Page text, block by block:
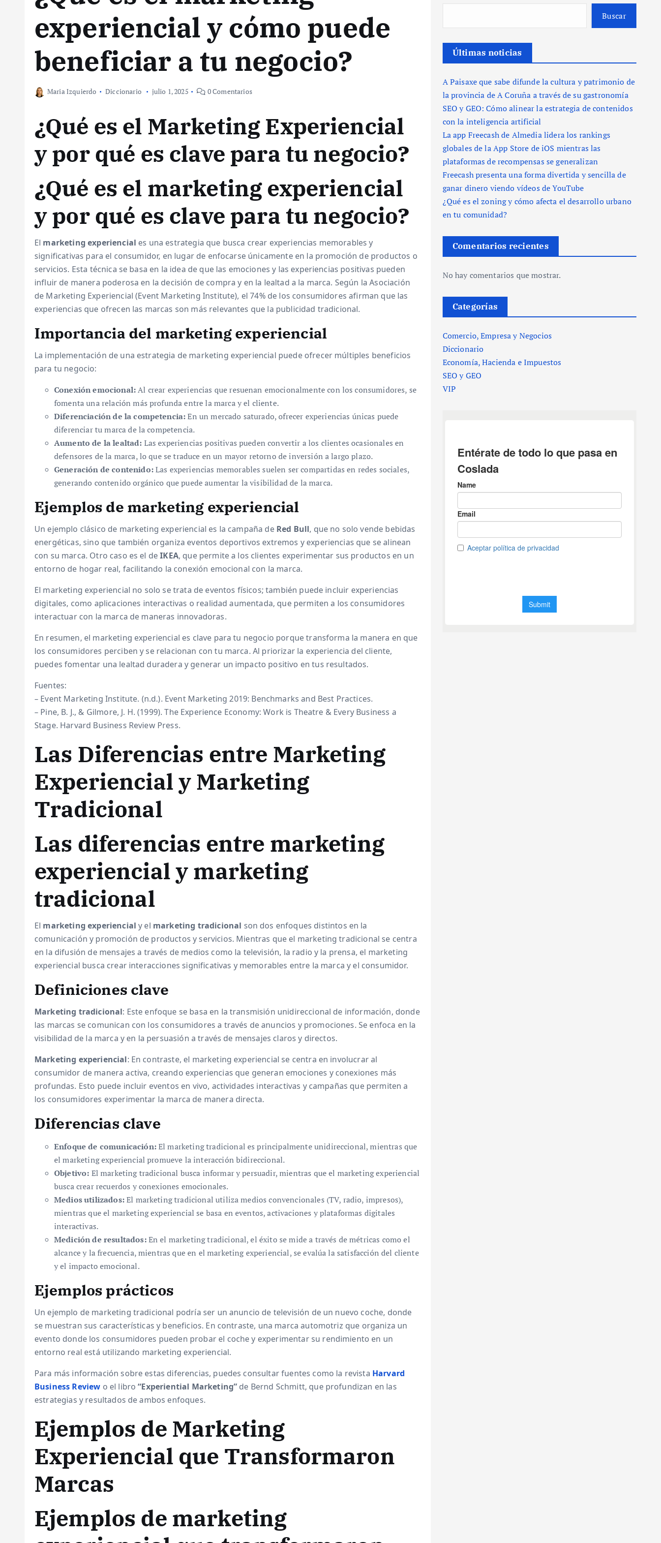
experiencial y cómo puede
beneficiar a tu negocio?
Maria Izquierdo Diccionario julio 1, 2025 0 Comentarios
¿Qué es el Marketing Experiencial
y por qué es clave para tu negocio?
¿Qué es el marketing experiencial
y por qué es clave para tu negocio?
El marketing experiencial es una estrategia que busca crear experiencias memorables y
significativas para el consumidor, en lugar de enfocarse únicamente en la promoción de productos o
servicios. Esta técnica se basa en la idea de que las emociones y las experiencias positivas pueden
influir de manera poderosa en la decisión de compra y en la lealtad a la marca. Según la Asociación
de Marketing Experiencial (Event Marketing Institute), el 74% de los consumidores afirman que las
experiencias que ofrecen las marcas son más relevantes que la publicidad tradicional.
Importancia del marketing experiencial
La implementación de una estrategia de marketing experiencial puede ofrecer múltiples beneficios
para tu negocio:
Conexión emocional:Al crear experiencias que resuenan emocionalmente con los consumidores, se
fomenta una relación más profunda entre la marca y el cliente.
Diferenciación de la competencia:En un mercado saturado, ofrecer experiencias únicas puede
diferenciar tu marca de la competencia.
Aumento de la lealtad: Las experiencias positivas pueden convertir a los clientes ocasionales en
defensores de la marca, lo que se traduce en un mayor retorno de inversión a largo plazo.
Generación de contenido:Las experiencias memorables suelen ser compartidas en redes sociales,
generando contenido orgánico que puede aumentar la visibilidad de la marca.
Ejemplos de marketing experiencial
Un ejemplo clásico de marketing experiencial es la campaña de Red Bull, que no solo vende bebidas
energéticas, sino que también organiza eventos deportivos extremos y experiencias que se alinean
con su marca. Otro caso es el deIKEA, que permite a los clientes experimentar sus productos en un
entorno de hogar real, facilitando la conexión emocional con la marca.
El marketing experiencial no solo se trata de eventos físicos; también puede incluir experiencias
digitales, como aplicaciones interactivas o realidad aumentada, que permiten a los consumidores
interactuar con la marca de maneras innovadoras.
En resumen, el marketing experiencial es clave para tu negocio porque transforma la manera en que
los consumidores perciben y se relacionan con tu marca. Al priorizar la experiencia del cliente,
puedes fomentar una lealtad duradera y generar un impacto positivo en tus resultados.
Fuentes:
– Event Marketing Institute. (n.d.). Event Marketing 2019: Benchmarks and Best Practices.
– Pine, B. J., & Gilmore, J. H. (1999). The Experience Economy: Work is Theatre & Every Business a
Stage. Harvard Business Review Press.
Las Diferencias entre Marketing
Experiencial y Marketing
Tradicional
Las diferencias entre marketing
experiencial y marketing
tradicional
El marketing experiencial y el marketing tradicional son dos enfoques distintos en la
comunicación y promoción de productos y servicios. Mientras que el marketing tradicional se centra
en la difusión de mensajes a través de medios como la televisión, la radio y la prensa, el marketing
experiencial busca crear interacciones significativas y memorables entre la marca y el consumidor.
Definiciones clave
Marketing tradicional: Este enfoque se basa en la transmisión unidireccional de información, donde
las marcas se comunican con los consumidores a través de anuncios y promociones. Se enfoca en la
visibilidad de la marca y en la persuasión a través de mensajes claros y directos.
Marketing experiencial: En contraste, el marketing experiencial se centra en involucrar al
consumidor de manera activa, creando experiencias que generan emociones y conexiones más
profundas. Esto puede incluir eventos en vivo, actividades interactivas y campañas que permiten a
los consumidores experimentar la marca de manera directa.
Diferencias clave
Enfoque de comunicación:El marketing tradicional es principalmente unidireccional, mientras que
el marketing experiencial promueve la interacción bidireccional.
Objetivo: El marketing tradicional busca informar y persuadir, mientras que el marketing experiencial
busca crear recuerdos y conexiones emocionales.
Medios utilizados:El marketing tradicional utiliza medios convencionales (TV, radio, impresos),
mientras que el marketing experiencial se basa en eventos, activaciones y plataformas digitales
interactivas.
Medición de resultados:En el marketing tradicional, el éxito se mide a través de métricas como el
alcance y la frecuencia, mientras que en el marketing experiencial, se evalúa la satisfacción del cliente
y el impacto emocional.
Ejemplos prácticos
Un ejemplo de marketing tradicional podría ser un anuncio de televisión de un nuevo coche, donde
se muestran sus características y beneficios. En contraste, una marca automotriz que organiza un
evento donde los consumidores pueden probar el coche y experimentar su rendimiento en un
entorno real está utilizando marketing experiencial.
Para más información sobre estas diferencias, puedes consultar fuentes como la revista Harvard
Business Review o el libro“Experiential Marketing” de Bernd Schmitt, que profundizan en las
estrategias y resultados de ambos enfoques.
Ejemplos de Marketing
Experiencial que Transformaron
Marcas
Ejemplos de marketing
Buscar
Últimas noticias
A Paisaxe que sabe difunde la cultura y patrimonio de
la provincia de A Coruña a través de su gastronomía
SEO y GEO: Cómo alinear la estrategia de contenidos
con la inteligencia artificial
La app Freecash de Almedia lidera los rankings
globales de la App Store de iOS mientras las
plataformas de recompensas se generalizan
Freecash presenta una forma divertida y sencilla de
ganar dinero viendo vídeos de YouTube
¿Qué es el zoning y cómo afecta el desarrollo urbano
en tu comunidad?
Comentarios recientes
No hay comentarios que mostrar.
Categorías
Comercio, Empresa y Negocios
Diccionario
Economía, Hacienda e Impuestos
SEO y GEO
VIP